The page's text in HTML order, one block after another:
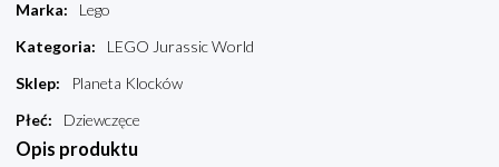
Marka:
Lego
Kategoria:
LEGO Jurassic World
Sklep:
Planeta Klocków
Płeć: Dziewczęce
Opis produktu